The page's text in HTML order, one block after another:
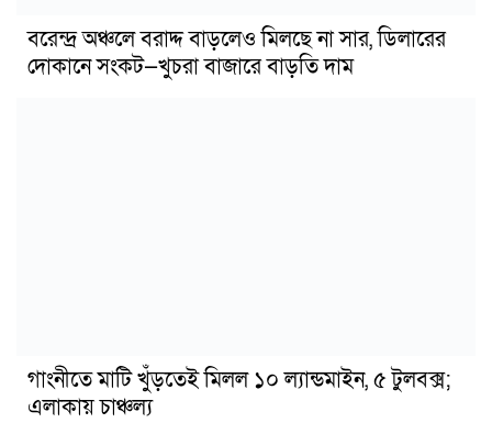
বরেন্দ্র অঞ্চলে বরাদ্দ বাড়লেও মিলছে না সার, ডিলারের
দোকানে সংকট—খুচরা বাজারে বাড়তি দাম
গাংনীতে মাটি খুঁড়তেই মিলল ১০ ল্যান্ডমাইন, ৫ টুলবক্স;
এলাকায় চাঞ্চল্য